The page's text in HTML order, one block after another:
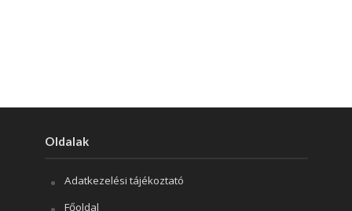
Oldalak
Adatkezelési tájékoztató
Főoldal